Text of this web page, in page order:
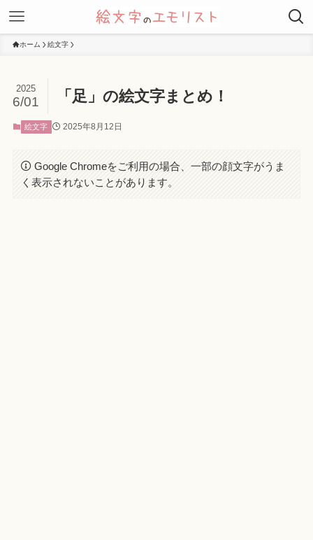
ホーム 絵文字
「足」の絵文字まとめ！
2025
6/01
絵文字 2025年8月12日
Google Chromeをご利用の場合、一部の顔文字がうま
く表示されないことがあります。